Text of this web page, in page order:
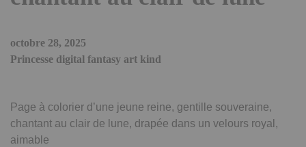
octobre 28, 2025
Princesse digital fantasy art kind
Page à colorier d’une jeune reine, gentille souveraine,
chantant au clair de lune, drapée dans un velours royal,
aimable